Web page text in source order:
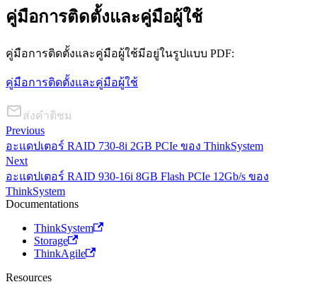
คู่มือการติดตั้งและคู่มือผู้ใช้
คู่มือการติดตั้งและคู่มือผู้ใช้มีอยู่ในรูปแบบ PDF:
คู่มือการติดตั้งและคู่มือผู้ใช้
ส่งคำติชม
Previous
อะแดปเตอร์ RAID 730-8i 2GB PCIe ของ ThinkSystem
Next
อะแดปเตอร์ RAID 930-16i 8GB Flash PCIe 12Gb/s ของ
ThinkSystem
Documentations
ThinkSystem
Storage
ThinkAgile
Resources